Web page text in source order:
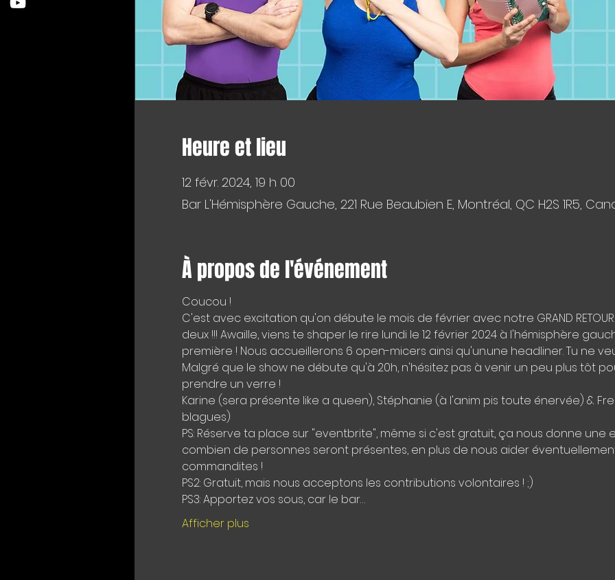
Heure et lieu
12 févr. 2024, 19 h 00
Bar L'Hémisphère Gauche, 221 Rue Beaubien E, Montréal, QC H2S 1R5,
À propos de l'événement
Coucou !
C'est avec excitation qu'on débute le mois de février avec notre GRAND
deux !!! Awaille, viens te shaper le rire lundi le 12 février 2024 à l'hémisphère
première ! Nous accueillerons 6 open-micers ainsi qu'un.une headliner. Tu ne
Malgré que le show ne débute qu'à 20h, n'hésitez pas à venir un peu plus tôt
prendre un verre !
Karine (sera présente like a queen), Stéphanie (à l'anim pis toute énervée) &
blagues)
PS: Réserve ta place sur "eventbrite", même si c'est gratuit, ça nous donne
combien de personnes seront présentes, en plus de nous aider
commandites !
PS2: Gratuit, mais nous acceptons les contributions volontaires ! ;)
PS3: Apportez vos sous, car le bar…
Afficher plus